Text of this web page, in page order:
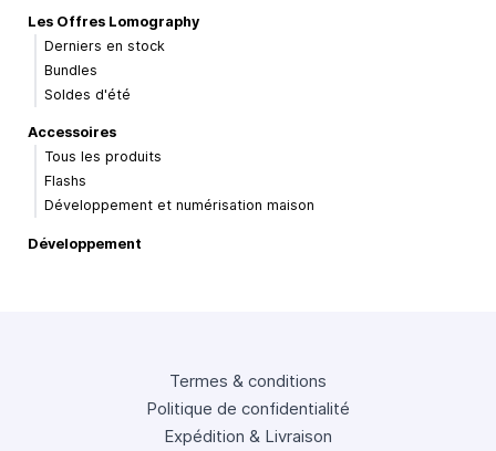
Les Offres Lomography
Derniers en stock
Bundles
Soldes d'été
Accessoires
Tous les produits
Flashs
Développement et numérisation maison
Développement
Termes & conditions
Politique de confidentialité
Expédition & Livraison